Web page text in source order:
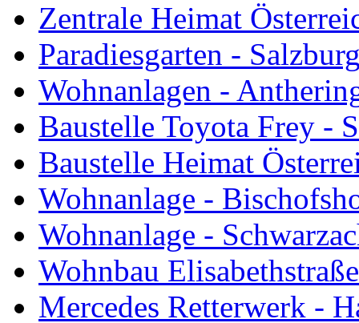
Zentrale Heimat
Paradiesgarten -
Wohnanlagen -
Baustelle Toyota Frey -
Baustelle Heimat
Wohnanlage -
Wohnanlage -
Wohnbau
Mercedes Retterwerk -